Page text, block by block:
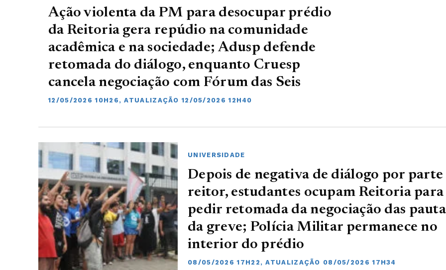
Ação violenta da PM para desocupar prédio
da Reitoria gera repúdio na comunidade
acadêmica e na sociedade; Adusp defende
retomada do diálogo, enquanto Cruesp
cancela negociação com Fórum das Seis
12/05/2026 10H26, ATUALIZAÇÃO 12/05/2026 12H40
UNIVERSIDADE
Depois de negativa de diálogo por parte
reitor, estudantes ocupam Reitoria para
pedir retomada da negociação das
da greve; Polícia Militar permanece no
interior do prédio
08/05/2026 17H22, ATUALIZAÇÃO 08/05/2026 17H34